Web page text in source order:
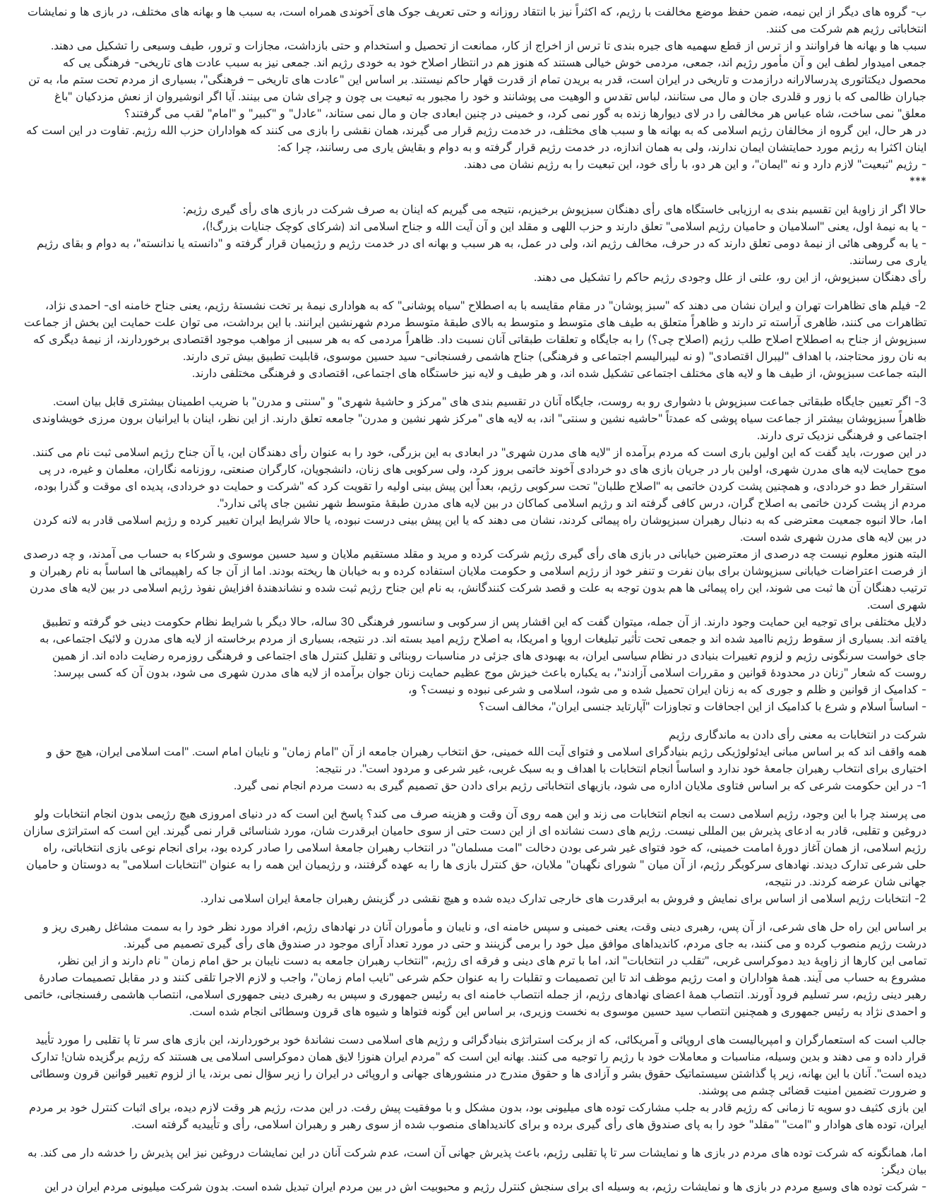
ب- گروه های دیگر از این نیمه، ضمن حفظ موضع مخالفت با رژیم، که اکثراً نیز با انتقاد روزانه و حتی تعریف جوک های آخوندی همراه است، به سبب ها و بهانه های مختلف، در بازی ها و نمایشات
انتخاباتی رژیم هم شرکت می کنند.
سبب ها و بهانه ها فراوانند و از ترس از قطع سهمیه های جیره بندی تا ترس از اخراج از کار، ممانعت از تحصیل و استخدام و حتی بازداشت، مجازات و ترور، طیف وسیعی را تشکیل می دهند.
جمعی امیدوار لطف این و آن مأمور رژیم اند، جمعی، مردمی خوش خیالی هستند که هنوز هم در انتظار اصلاح خود به خودی رژیم اند. جمعی نیز به سبب عادت های تاریخی- فرهنگی یی که
محصول دیکتاتوری پدرسالارانه درازمدت و تاریخی در ایران است، قدر به بریدن تمام از قدرت قهار حاکم نیستند. بر اساس این "عادت های تاریخی – فرهنگی"، بسیاری از مردم تحت ستم ما، به تن
جباران ظالمی که با زور و قلدری جان و مال می ستانند، لباس تقدس و الوهیت می پوشانند و خود را مجبور به تبعیت بی چون و چرای شان می بینند. آیا اگر انوشیروان از نعش مزدکیان "باغ
معلق" نمی ساخت، شاه عباس هر مخالفی را در لای دیوارها زنده به گور نمی کرد، و خمینی در چنین ابعادی جان و مال نمی ستاند، "عادل" و "کبیر" و "امام" لقب می گرفتند؟
در هر حال، این گروه از مخالفان رژیم اسلامی که به بهانه ها و سبب های مختلف، در خدمت رژیم قرار می گیرند، همان نقشی را بازی می کنند که هواداران حزب الله رژیم. تفاوت در این است که
اینان اکثرا به رژیم مورد حمایتشان ایمان ندارند، ولی به همان اندازه، در خدمت رژیم قرار گرفته و به دوام و بقایش یاری می رسانند، چرا که:
- رژیم "تبعیت" لازم دارد و نه "ایمان"، و این هر دو، با رأی خود، این تبعیت را به رژیم نشان می دهند.
***
حالا اگر از زاویۀ این تقسیم بندی به ارزیابی خاستگاه های رأی دهنگان سبزپوش برخیزیم، نتیجه می گیریم که اینان به صرف شرکت در بازی های رأی گیری رژیم:
- یا به نیمۀ اول، یعنی "اسلامیان و حامیان رژیم اسلامی" تعلق دارند و حزب اللهی و مقلد این و آن آیت الله و جناح اسلامی اند (شرکای کوچک جنایات بزرگ!)،
- یا به گروهی هائی از نیمۀ دومی تعلق دارند که در حرف، مخالف رژیم اند، ولی در عمل، به هر سبب و بهانه ای در خدمت رژیم و رژیمیان قرار گرفته و "دانسته یا ندانسته"، به دوام و بقای رژیم
یاری می رسانند.
رأی دهنگان سبزپوش، از این رو، علتی از علل وجودی رژیم حاکم را تشکیل می دهند.
2- فیلم های تظاهرات تهران و ایران نشان می دهند که "سبز پوشان" در مقام مقایسه با به اصطلاح "سیاه پوشانی" که به هواداری نیمۀ بر تخت نشستۀ رژیم، یعنی جناح خامنه ای- احمدی نژاد،
تظاهرات می کنند، ظاهری آراسته تر دارند و ظاهراً متعلق به طیف های متوسط و متوسط به بالای طبقۀ متوسط مردم شهرنشین ایرانند. با این برداشت، می توان علت حمایت این بخش از جماعت
سبزپوش از جناح به اصطلاح اصلاح طلب رژیم (اصلاح چی؟) را به جایگاه و تعلقات طبقاتی آنان نسبت داد. ظاهراً مردمی که به هر سببی از مواهب موجود اقتصادی برخوردارند، از نیمۀ دیگری که
به نان روز محتاجند، با اهداف "لیبرال اقتصادی" (و نه لیبرالیسم اجتماعی و فرهنگی) جناح هاشمی رفسنجانی- سید حسین موسوی، قابلیت تطبیق بیش تری دارند.
البته جماعت سبزپوش، از طیف ها و لایه های مختلف اجتماعی تشکیل شده اند، و هر طیف و لایه نیز خاستگاه های اجتماعی، اقتصادی و فرهنگی مختلفی دارند.
3- اگر تعیین جایگاه طبقاتی جماعت سبزپوش با دشواری رو به روست، جایگاه آنان در تقسیم بندی های "مرکز و حاشیۀ شهری" و "سنتی و مدرن" با ضریب اطمینان بیشتری قابل بیان است.
ظاهراً سبزپوشان بیشتر از جماعت سیاه پوشی که عمدتاً "حاشیه نشین و سنتی" اند، به لایه های "مرکز شهر نشین و مدرن" جامعه تعلق دارند. از این نظر، اینان با ایرانیان برون مرزی خویشاوندی
اجتماعی و فرهنگی نزدیک تری دارند.
در این صورت، باید گفت که این اولین باری است که مردم برآمده از "لایه های مدرن شهری" در ابعادی به این بزرگی، خود را به عنوان رأی دهندگان این، یا آن جناح رژیم اسلامی ثبت نام می کنند.
موج حمایت لایه های مدرن شهری، اولین بار در جریان بازی های دو خردادی آخوند خاتمی بروز کرد، ولی سرکوبی های زنان، دانشجویان، کارگران صنعتی، روزنامه نگاران، معلمان و غیره، در پی
استقرار خط دو خردادی، و همچنین پشت کردن خاتمی به "اصلاح طلبان" تحت سرکوبی رژیم، بعداً این پیش بینی اولیه را تقویت کرد که "شرکت و حمایت دو خردادی، پدیده ای موقت و گذرا بوده،
مردم از پشت کردن خاتمی به اصلاح گران، درس کافی گرفته اند و رژیم اسلامی کماکان در بین لایه های مدرن طبقۀ متوسط شهر نشین جای پائی ندارد".
اما، حالا انبوه جمعیت معترضی که به دنبال رهبران سبزپوشان راه پیمائی کردند، نشان می دهند که یا این پیش بینی درست نبوده، یا حالا شرایط ایران تغییر کرده و رژیم اسلامی قادر به لانه کردن
در بین لایه های مدرن شهری شده است.
البته هنوز معلوم نیست چه درصدی از معترضین خیابانی در بازی های رأی گیری رژیم شرکت کرده و مرید و مقلد مستقیم ملایان و سید حسین موسوی و شرکاء به حساب می آمدند، و چه درصدی
از فرصت اعتراضات خیابانی سبزپوشان برای بیان نفرت و تنفر خود از رژیم اسلامی و حکومت ملایان استفاده کرده و به خیابان ها ریخته بودند. اما از آن جا که راهپیمائی ها اساساً به نام رهبران و
ترتیب دهنگان آن ها ثبت می شوند، این راه پیمائی ها هم بدون توجه به علت و قصد شرکت کنندگانش، به نام این جناح رژیم ثبت شده و نشاندهندۀ افزایش نفوذ رژیم اسلامی در بین لایه های مدرن
شهری است.
دلایل مختلفی برای توجیه این حمایت وجود دارند. از آن جمله، میتوان گفت که این اقشار پس از سرکوبی و سانسور فرهنگی 30 ساله، حالا دیگر با شرایط نظام حکومت دینی خو گرفته و تطبیق
یافته اند. بسیاری از سقوط رژیم ناامید شده اند و جمعی تحت تأثیر تبلیغات اروپا و امریکا، به اصلاح رژیم امید بسته اند. در نتیجه، بسیاری از مردم برخاسته از لایه های مدرن و لائیک اجتماعی، به
جای خواست سرنگونی رژیم و لزوم تغییرات بنیادی در نظام سیاسی ایران، به بهبودی های جزئی در مناسبات روبنائی و تقلیل کنترل های اجتماعی و فرهنگی روزمره رضایت داده اند. از همین
روست که شعار "زنان در محدودۀ قوانین و مقررات اسلامی آزادند"، به یکباره باعث خیزش موج عظیم حمایت زنان جوان برآمده از لایه های مدرن شهری می شود، بدون آن که کسی بپرسد:
- کدامیک از قوانین و ظلم و جوری که به زنان ایران تحمیل شده و می شود، اسلامی و شرعی نبوده و نیست؟ و،
- اساساً اسلام و شرع با کدامیک از این اجحافات و تجاوزات "آپارتاید جنسی ایران"، مخالف است؟
شرکت در انتخابات به معنی رأی دادن به ماندگاری رژیم
همه واقف اند که بر اساس مبانی ایدئولوژیکی رژیم بنیادگرای اسلامی و فتوای آیت الله خمینی، حق انتخاب رهبران جامعه از آن "امام زمان" و نایبان امام است. "امت اسلامی ایران، هیچ حق و
اختیاری برای انتخاب رهبران جامعۀ خود ندارد و اساساً انجام انتخابات با اهداف و به سبک غربی، غیر شرعی و مردود است". در نتیجه:
1- در این حکومت شرعی که بر اساس فتاوی ملایان اداره می شود، بازیهای انتخاباتی رژیم برای دادن حق تصمیم گیری به دست مردم انجام نمی گیرد.
می پرسند چرا با این وجود، رژیم اسلامی دست به انجام انتخابات می زند و این همه روی آن وقت و هزینه صرف می کند؟ پاسخ این است که در دنیای امروزی هیچ رژیمی بدون انجام انتخابات ولو
دروغین و تقلبی، قادر به ادعای پذیرش بین المللی نیست. رژیم های دست نشانده ای از این دست حتی از سوی حامیان ابرقدرت شان، مورد شناسائی قرار نمی گیرند. این است که استراتژی سازان
رژیم اسلامی، از همان آغاز دورۀ امامت خمینی، که خود فتوای غیر شرعی بودن دخالت "امت مسلمان" در انتخاب رهبران جامعۀ اسلامی را صادر کرده بود، برای انجام نوعی بازی انتخاباتی، راه
حلی شرعی تدارک دیدند. نهادهای سرکوبگر رژیم، از آن میان " شورای نگهبان" ملایان، حق کنترل بازی ها را به عهده گرفتند، و رژیمیان این همه را به عنوان "انتخابات اسلامی" به دوستان و حامیان
جهانی شان عرضه کردند. در نتیجه،
2- انتخابات رژیم اسلامی از اساس برای نمایش و فروش به ابرقدرت های خارجی تدارک دیده شده و هیچ نقشی در گزینش رهبران جامعۀ ایران اسلامی ندارد.
بر اساس این راه حل های شرعی، از آن پس، رهبری دینی وقت، یعنی خمینی و سپس خامنه ای، و نایبان و مأموران آنان در نهادهای رژیم، افراد مورد نظر خود را به سمت مشاغل رهبری ریز و
درشت رژیم منصوب کرده و می کنند، به جای مردم، کاندیداهای موافق میل خود را برمی گزینند و حتی در مورد تعداد آرای موجود در صندوق های رأی گیری تصمیم می گیرند.
تمامی این کارها از زاویۀ دید دموکراسی غربی، "تقلب در انتخابات" اند، اما با ترم های دینی و فرقه ای رژیم، "انتخاب رهبران جامعه به دست نایبان بر حق امام زمان " نام دارند و از این نظر،
مشروع به حساب می آیند. همۀ هواداران و امت رژیم موظف اند تا این تصمیمات و تقلبات را به عنوان حکم شرعی "نایب امام زمان"، واجب و لازم الاجرا تلقی کنند و در مقابل تصمیمات صادرۀ
رهبر دینی رژیم، سر تسلیم فرود آورند. انتصاب همۀ اعضای نهادهای رژیم، از جمله انتصاب خامنه ای به رئیس جمهوری و سپس به رهبری دینی جمهوری اسلامی، انتصاب هاشمی رفسنجانی، خاتمی
و احمدی نژاد به رئیس جمهوری و همچنین انتصاب سید حسین موسوی به نخست وزیری، بر اساس این گونه فتواها و شیوه های قرون وسطائی انجام شده است.
جالب است که استعمارگران و امپریالیست های اروپائی و آمریکائی، که از برکت استراتژی بنیادگرائی و رژیم های اسلامی دست نشاندۀ خود برخوردارند، این بازی های سر تا پا تقلبی را مورد تأیید
قرار داده و می دهند و بدین وسیله، مناسبات و معاملات خود با رژیم را توجیه می کنند. بهانه این است که "مردم ایران هنوز! لایق همان دموکراسی اسلامی یی هستند که رژیم برگزیده شان! تدارک
دیده است". آنان با این بهانه، زیر پا گذاشتن سیستماتیک حقوق بشر و آزادی ها و حقوق مندرج در منشورهای جهانی و اروپائی در ایران را زیر سؤال نمی برند، یا از لزوم تغییر قوانین قرون وسطائی
و ضرورت تضمین امنیت قضائی چشم می پوشند.
این بازی کثیف دو سویه تا زمانی که رژیم قادر به جلب مشارکت توده های میلیونی بود، بدون مشکل و با موفقیت پیش رفت. در این مدت، رژیم هر وقت لازم دیده، برای اثبات کنترل خود بر مردم
ایران، توده های هوادار و "امت" "مقلد" خود را به پای صندوق های رأی گیری برده و برای کاندیداهای منصوب شده از سوی رهبر و رهبران اسلامی، رأی و تأییدیه گرفته است.
اما، همانگونه که شرکت توده های مردم در بازی ها و نمایشات سر تا پا تقلبی رژیم، باعث پذیرش جهانی آن است، عدم شرکت آنان در این نمایشات دروغین نیز این پذیرش را خدشه دار می کند. به
بیان دیگر:
- شرکت توده های وسیع مردم در بازی ها و نمایشات رژیم، به وسیله ای برای سنجش کنترل رژیم و محبوبیت اش در بین مردم ایران تبدیل شده است. بدون شرکت میلیونی مردم ایران در این